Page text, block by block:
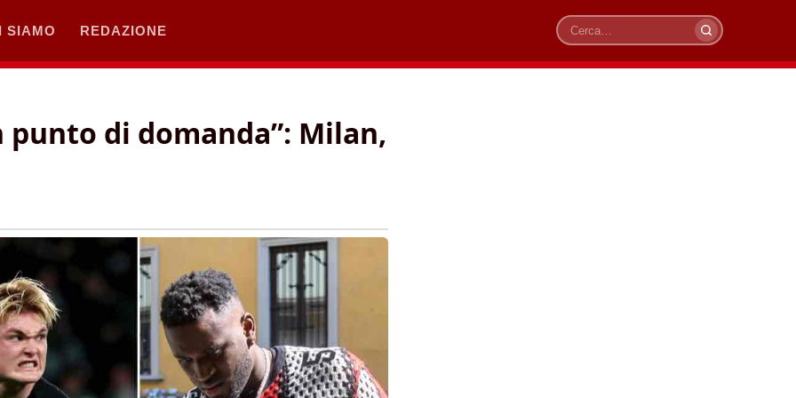
SIAMO REDAZIONE
Cerca
di domanda”: Milan,